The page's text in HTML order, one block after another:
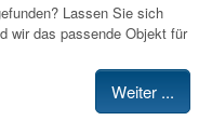
Lassen Sie sich
wir das passende Objekt für
Weiter ...